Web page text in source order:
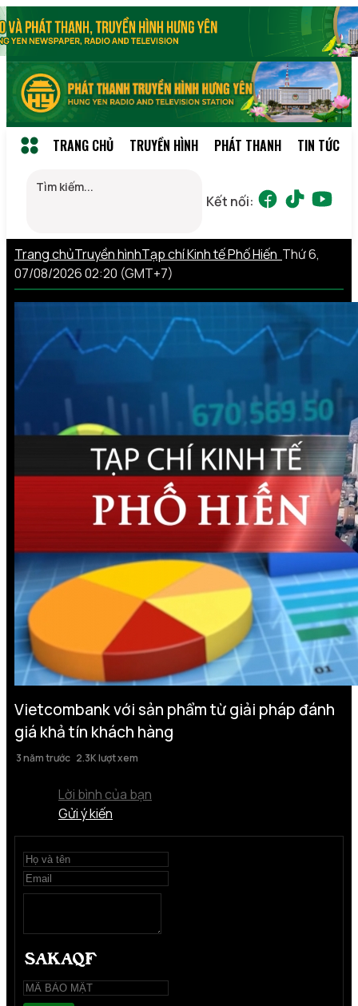
TRANG CHỦ TRUYỀN HÌNH PHÁT THANH TIN TỨC
Kết nối:
Trang chủTruyền hìnhTạp chí Kinh tế Phố Hiến Thứ 6,
07/08/2026 02:20 (GMT+7)
Vietcombank với sản phẩm từ giải pháp đánh
giá khả tín khách hàng
3 năm trước 2.3K lượt xem
Lời bình của bạn
Gửi ý kiến